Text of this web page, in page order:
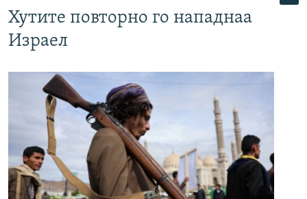
Хутите повторно го нападнаа
Израел